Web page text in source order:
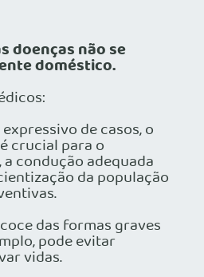
doenças não se
doméstico.
de casos, o
crucial para o
condução adequada
da população
das formas graves
pode evitar
vidas.